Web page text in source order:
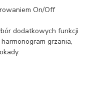
On/Off
dodatkowych funkcji
grzania,